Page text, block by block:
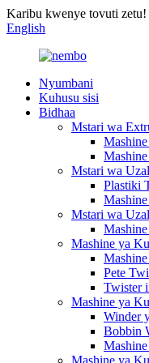
Karibu kwenye tovuti zetu!
English
Nyumbani
Kuhusu sisi
Bidhaa
Mstari wa
Mstari wa
Plastiki
Mstari wa
Mashine ya
Pete
Twister
Mashine ya
Winder
Bobbin
Mashine ya